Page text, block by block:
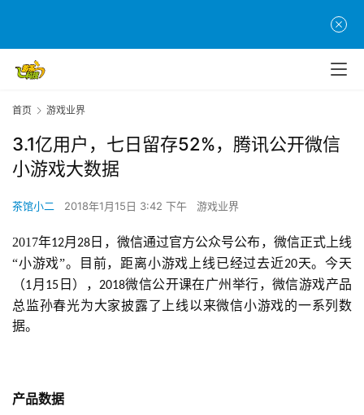
首页 游戏业界
3.1亿用户，七日留存52%，腾讯公开微信
小游戏大数据
茶馆小二 2018年1月15日 3:42 下午 游戏业界
2017年12月 28 日，微信通过官方公众号公布，微信正式上线
“小游戏”。目前，距离小游戏上线已经过去近20天。今天
（1月 15 日）， 2018微信公开课在广州举行，微信游戏产品
总监孙春光为大家披露了上线以来微信小游戏的一系列数
据。
产品数据